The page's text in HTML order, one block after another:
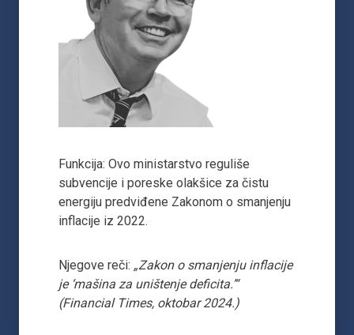
Funkcija: Ovo ministarstvo reguliše
subvencije i poreske olakšice za čistu
energiju predviđene Zakonom o smanjenju
inflacije iz 2022.
Njegove reči: „Zakon o smanjenju inflacije
je ‘mašina za uništenje deficita.’“
(Financial Times, oktobar 2024.)